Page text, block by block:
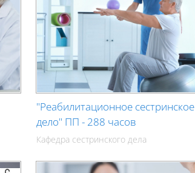
"Реабилитационное сестринское
дело" ПП - 288 часов
Кафедра сестринского дела